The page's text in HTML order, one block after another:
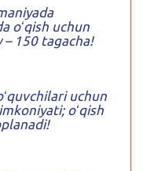
oʻqish uchun
150 tagacha!
uchun
oʻqish